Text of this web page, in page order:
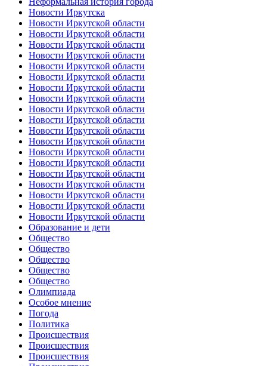
Новости Иркутска
Новости Иркутской области
Новости Иркутской области
Новости Иркутской области
Новости Иркутской области
Новости Иркутской области
Новости Иркутской области
Новости Иркутской области
Новости Иркутской области
Новости Иркутской области
Новости Иркутской области
Новости Иркутской области
Новости Иркутской области
Новости Иркутской области
Новости Иркутской области
Новости Иркутской области
Новости Иркутской области
Новости Иркутской области
Новости Иркутской области
Новости Иркутской области
Образование и дети
Общество
Общество
Общество
Общество
Общество
Олимпиада
Особое мнение
Погода
Политика
Происшествия
Происшествия
Происшествия